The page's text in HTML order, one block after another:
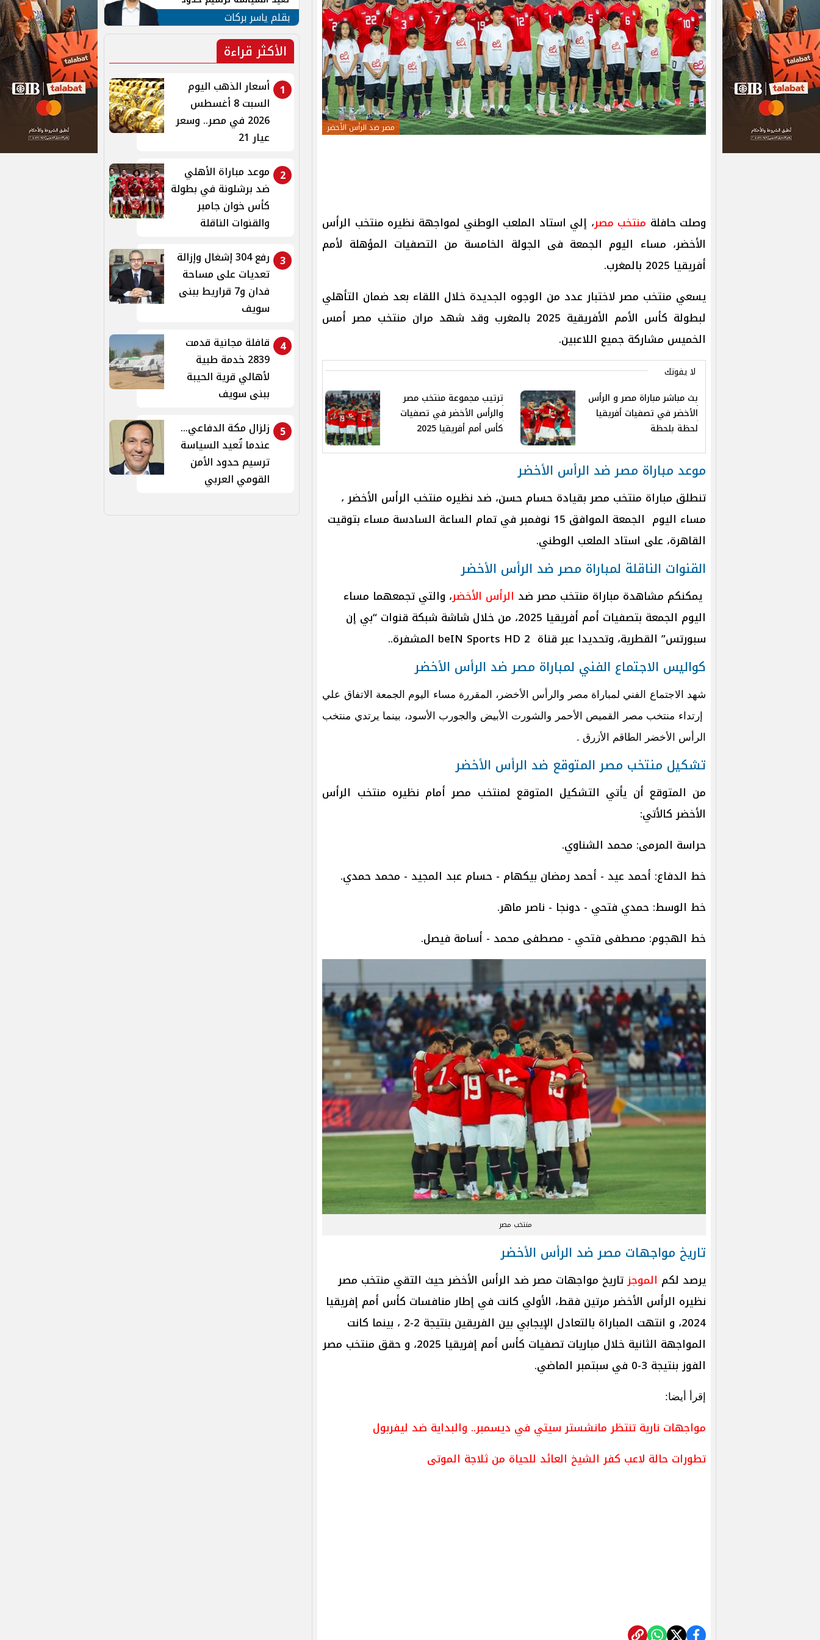
مصر ضد الرأس الأخضر
وصلت حافلة منتخب مصر، إلي استاد الملعب الوطني لمواجهة نظيره منتخب الرأس
الأخضر، مساء اليوم الجمعة فى الجولة الخامسة من التصفيات المؤهلة لأمم
أفريقيا 2025 بالمغرب.
يسعي منتخب مصر لاختبار عدد من الوجوه الجديدة خلال اللقاء بعد ضمان التأهلي
لبطولة كأس الأمم الأفريقية 2025 بالمغرب وقد شهد مران منتخب مصر أمس
الخميس مشاركة جميع اللاعبين.
لا يفوتك
بث مباشر مباراة مصر و الرأس
الأخضر في تصفيات أفريقيا
لحظة بلحظة
ترتيب مجموعة منتخب مصر
والرأس الأخضر في تصفيات
كأس أمم أفريقيا 2025
موعد مباراة مصر ضد الرأس الأخضر
،
مساء اليوم الجمعة الموافق 15 نوفمبر في تمام الساعة السادسة مساء بتوقيت
القاهرة، على استاد الملعب الوطني.
القنوات الناقلة لمباراة مصر ضد الرأس الأخضر
يمكنكم مشاهدة مباراة منتخب مصر ضد الرأس الأخضر، والتي تجمعهما مساء
اليوم الجمعة بتصفيات أمم أفريقيا 2025، من خلال شاشة شبكة قنوات “بي إن
سبورتس” القطرية، وتحديدا عبر قناة beIN Sports HD 2 المشفرة..
كواليس الاجتماع الفني لمباراة مصر ضد الرأس الأخضر
شهد الاجتماع الفني لمباراة مصر والرأس الأخضر، المقررة مساء اليوم الجمعة الاتفاق علي
إرتداء منتخب مصر القميص الأحمر والشورت الأبيض والجورب الأسود، بينما يرتدي منتخب
الرأس الأخضر الطاقم الأزرق .
تشكيل منتخب مصر المتوقع ضد الرأس الأخضر
من المتوقع أن يأتي التشكيل المتوقع لمنتخب مصر أمام نظيره منتخب الرأس
الأخضر كالأتي:
حراسة المرمى: محمد الشناوي.
خط الدفاع: أحمد عيد - أحمد رمضان بيكهام - حسام عبد المجيد - محمد حمدي.
خط الوسط: حمدي فتحي - دونجا - ناصر ماهر.
خط الهجوم: مصطفى فتحي - مصطفى محمد - أسامة فيصل.
منتخب مصر
تاريخ مواجهات مصر ضد الرأس الأخضر
يرصد لكم الموجزتاريخ مواجهات مصر ضد الرأس الأخضر حيث التقي منتخب مصر
نظيره الرأس الأخضر مرتين فقط، الأولي كانت في إطار منافسات كأس أمم إفريقيا
2024، و انتهت المباراة بالتعادل الإيجابي بين الفريقين بنتيجة 2-2 ، بينما كانت
المواجهة الثانية خلال مباريات تصفيات كأس أمم إفريقيا 2025، و حقق منتخب مصر
الفوز بنتيجة 3-0 في سبتمبر الماضي.
إقرأ أيضا:
مواجهات نارية تنتظر مانشستر سيتي في ديسمبر.. والبداية ضد ليفربول
تطورات حالة لاعب كفر الشيخ العائد للحياة من ثلاجة الموتى
الأمن القومي العربي
بقلم ياسر بركات
الأكثر قراءة
1
أسعار الذهب اليوم
السبت 8 أغسطس
2026 في مصر.. وسعر
عيار 21
2
موعد مباراة الأهلي
ضد برشلونة في بطولة
كأس خوان جامبر
والقنوات الناقلة
3
رفع 304 إشغال وإزالة
تعديات على مساحة
فدان و7 قراريط ببنى
سويف
4
قافلة مجانية قدمت
2839 خدمة طبية
لأهالي قرية الحيبة
ببنى سويف
5
زلزال مكة الدفاعي...
عندما تُعيد السياسة
ترسيم حدود الأمن
القومي العربي